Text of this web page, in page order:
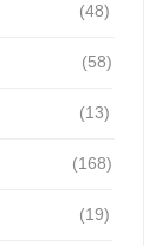
(48)
(58)
(13)
(168)
(19)